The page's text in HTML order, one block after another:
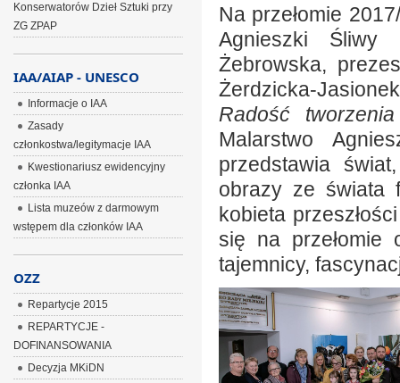
Na przełomie
Agnieszki Śliwy
Żebrowska,
Żerdzicka-
Radość tworzenia
Malarstwo
przedstawia
obrazy ze świata
kobieta
się na przełomie
tajemnicy,
Konserwatorów Dzieł Sztuki przy
ZG ZPAP
IAA/AIAP - UNESCO
Informacje o IAA
Zasady
członkostwa/legitymacje IAA
Kwestionariusz ewidencyjny
członka IAA
Lista muzeów z darmowym
wstępem dla członków IAA
OZZ
Repartycje 2015
REPARTYCJE -
DOFINANSOWANIA
Decyzja MKiDN